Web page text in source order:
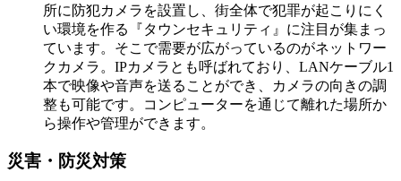
所に防犯カメラを設置し、街全体で犯罪が起こりにく
い環境を作る『タウンセキュリティ』に注目が集まっ
ています。そこで需要が広がっているのがネットワー
クカメラ。IPカメラとも呼ばれており、LANケーブル1
本で映像や音声を送ることができ、カメラの向きの調
整も可能です。コンピューターを通じて離れた場所か
ら操作や管理ができます。
災害・防災対策